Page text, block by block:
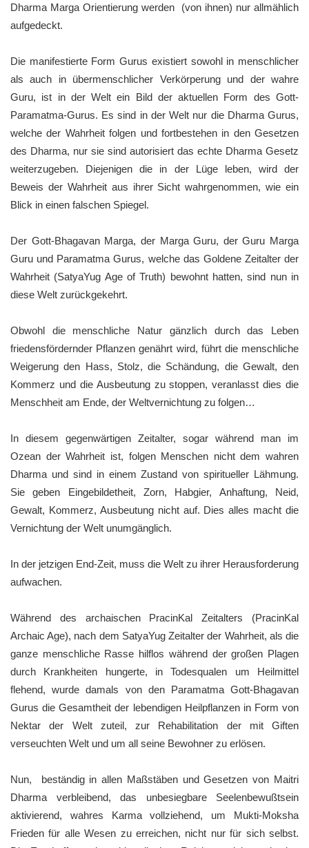
Dharma Marga Orientierung werden (von ihnen) nur allmählich
aufgedeckt.
Die manifestierte Form Gurus existiert sowohl in menschlicher
als auch in übermenschlicher Verkörperung und der wahre
Guru, ist in der Welt ein Bild der aktuellen Form des Gott-
Paramatma-Gurus. Es sind in der Welt nur die Dharma Gurus,
welche der Wahrheit folgen und fortbestehen in den Gesetzen
des Dharma, nur sie sind autorisiert das echte Dharma Gesetz
weiterzugeben. Diejenigen die in der Lüge leben, wird der
Beweis der Wahrheit aus ihrer Sicht wahrgenommen, wie ein
Blick in einen falschen Spiegel.
Der Gott-Bhagavan Marga, der Marga Guru, der Guru Marga
Guru und Paramatma Gurus, welche das Goldene Zeitalter der
Wahrheit (SatyaYug Age of Truth) bewohnt hatten, sind nun in
diese Welt zurückgekehrt.
Obwohl die menschliche Natur gänzlich durch das Leben
friedensfördernder Pflanzen genährt wird, führt die menschliche
Weigerung den Hass, Stolz, die Schändung, die Gewalt, den
Kommerz und die Ausbeutung zu stoppen, veranlasst dies die
Menschheit am Ende, der Weltvernichtung zu folgen…
In diesem gegenwärtigen Zeitalter, sogar während man im
Ozean der Wahrheit ist, folgen Menschen nicht dem wahren
Dharma und sind in einem Zustand von spiritueller Lähmung.
Sie geben Eingebildetheit, Zorn, Habgier, Anhaftung, Neid,
Gewalt, Kommerz, Ausbeutung nicht auf. Dies alles macht die
Vernichtung der Welt unumgänglich.
In der jetzigen End-Zeit, muss die Welt zu ihrer Herausforderung
aufwachen.
Während des archaischen PracinKal Zeitalters (PracinKal
Archaic Age), nach dem SatyaYug Zeitalter der Wahrheit, als die
ganze menschliche Rasse hilflos während der großen Plagen
durch Krankheiten hungerte, in Todesqualen um Heilmittel
flehend, wurde damals von den Paramatma Gott-Bhagavan
Gurus die Gesamtheit der lebendigen Heilpflanzen in Form von
Nektar der Welt zuteil, zur Rehabilitation der mit Giften
verseuchten Welt und um all seine Bewohner zu erlösen.
Nun, beständig in allen Maßstäben und Gesetzen von Maitri
Dharma verbleibend, das unbesiegbare Seelenbewußtsein
aktivierend, wahres Karma vollziehend, um Mukti-Moksha
Frieden für alle Wesen zu erreichen, nicht nur für sich selbst.